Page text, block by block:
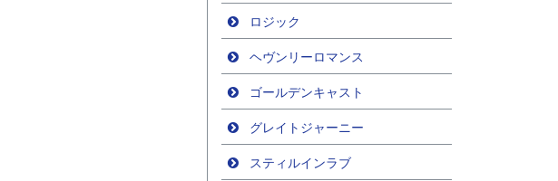
ロジック
ヘヴンリーロマンス
ゴールデンキャスト
グレイトジャーニー
スティルインラブ